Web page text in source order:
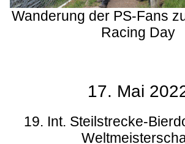
Wanderung der PS-Fans
Racing Day
17. Mai
19. Int. Steilstrecke-